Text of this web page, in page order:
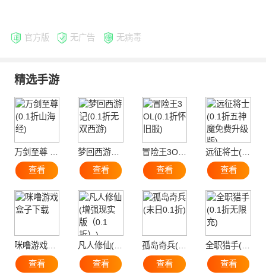
官方版 无广告 无病毒
精选手游
查看
查看
冒险王3OL(0.1折怀旧服)
查看
查看
咪噜游戏盒子下载
查看
查看
孤岛奇兵(末日0.1折)
查看
查看